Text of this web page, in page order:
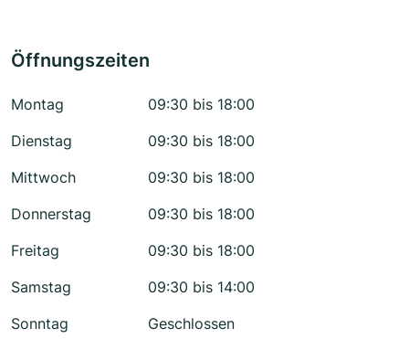
Öffnungszeiten
Montag
09:30 bis 18:00
Dienstag
09:30 bis 18:00
Mittwoch
09:30 bis 18:00
Donnerstag
09:30 bis 18:00
Freitag
09:30 bis 18:00
Samstag
09:30 bis 14:00
Sonntag
Geschlossen